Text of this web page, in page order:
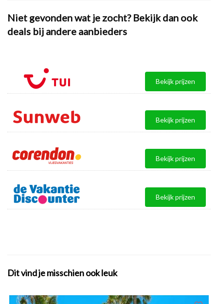
Niet gevonden wat je zocht? Bekijk dan ook
deals bij andere aanbieders
Bekijk prijzen
Bekijk prijzen
Bekijk prijzen
Bekijk prijzen
Dit vind je misschien ook leuk